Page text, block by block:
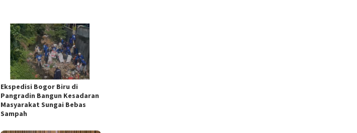
Ekspedisi Bogor Biru di
Pangradin Bangun Kesadaran
Masyarakat Sungai Bebas
Sampah